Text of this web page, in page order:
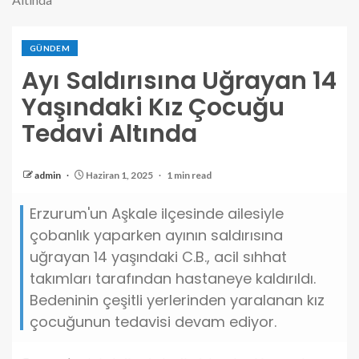
GÜNDEM
Ayı Saldırısına Uğrayan 14
Yaşındaki Kız Çocuğu
Tedavi Altında
admin Haziran 1, 2025 1 min read
Erzurum'un Aşkale ilçesinde ailesiyle
çobanlık yaparken ayının saldırısına
uğrayan 14 yaşındaki C.B., acil sıhhat
takımları tarafından hastaneye kaldırıldı.
Bedeninin çeşitli yerlerinden yaralanan kız
çocuğunun tedavisi devam ediyor.